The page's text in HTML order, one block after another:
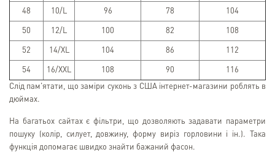
48 10/L 96 78 104
50 12/L 100 82 108
52 14/XL 104 86 112
54 16/XXL 108 90 116
Слід пам'ятати, що заміри суконь з США інтернет-магазини роблять в
дюймах.
На багатьох сайтах є фільтри, що дозволяють задавати параметри
пошуку (колір, силует, довжину, форму виріз горловини і ін.). Така
функція допомагає швидко знайти бажаний фасон.